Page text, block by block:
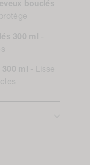
bouclés
300 ml
-
ml
- Lisse